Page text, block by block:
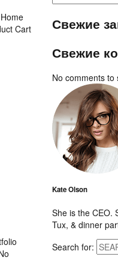
Cart
Свежие
Свежие
No comments to
Kate Olson
She is the CEO.
Tux, & dinner
Search for: